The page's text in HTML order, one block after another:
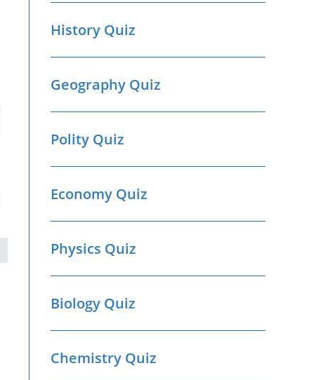
History Quiz
Geography Quiz
Polity Quiz
Economy Quiz
Physics Quiz
Biology Quiz
Chemistry Quiz